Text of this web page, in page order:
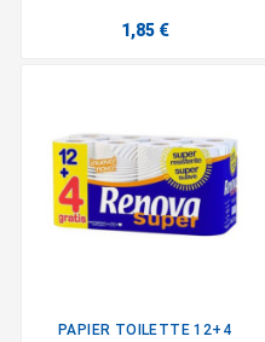
1,85 €
PAPIER TOILETTE 12+4